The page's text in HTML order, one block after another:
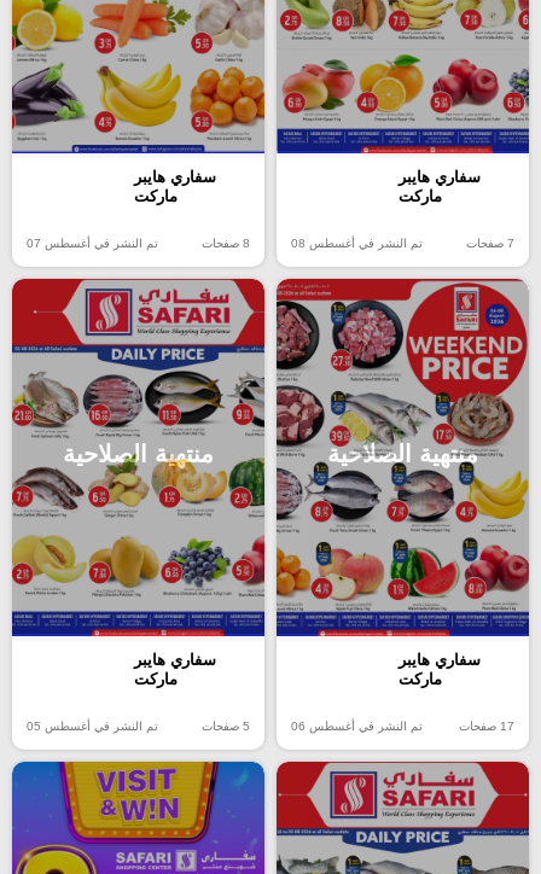
سفاري هايبر
ماركت
7 صفحات تم النشر في أغسطس 08
سفاري هايبر
ماركت
8 صفحات تم النشر في أغسطس 07
منتهية الصلاحية
سفاري هايبر
ماركت
17 صفحات تم النشر في أغسطس 06
منتهية الصلاحية
سفاري هايبر
ماركت
5 صفحات تم النشر في أغسطس 05